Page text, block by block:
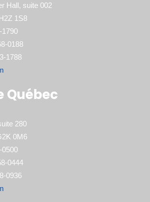
Hall, suite 002
1S8
1790
0188
1788
Québec
280
0M6
0500
0444
0936